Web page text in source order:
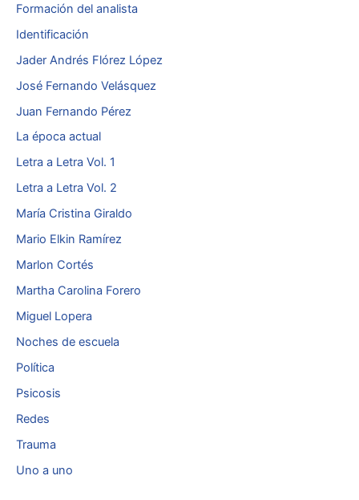
Formación del analista
Identificación
Jader Andrés Flórez López
José Fernando Velásquez
Juan Fernando Pérez
La época actual
Letra a Letra Vol. 1
Letra a Letra Vol. 2
María Cristina Giraldo
Mario Elkin Ramírez
Marlon Cortés
Martha Carolina Forero
Miguel Lopera
Noches de escuela
Política
Psicosis
Redes
Trauma
Uno a uno